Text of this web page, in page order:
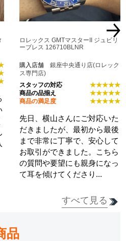
ロレックス GMTマスターII ジュビリ
ーブレス 126710BLNR
購入店舗銀座中央通り店(ロレック
ス専門店)
スタッフの対応
★★★★★
商品の品揃え
★★★★★
商品の満足度
★★★★★
先日、横山さんにご対応いた
だきましたが、最初から最後
まで非常に丁寧で、安心して
お取引ができました。こちら
の質問や要望にも親身になっ
て耳を傾けてくださり...
すべて見る
品